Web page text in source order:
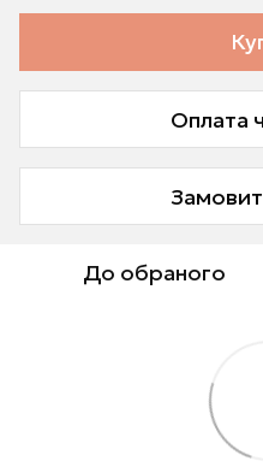
Оплата
До обраного